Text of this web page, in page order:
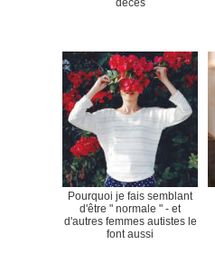
décès
Pourquoi je fais semblant
d'être " normale " - et
d'autres femmes autistes le
font aussi